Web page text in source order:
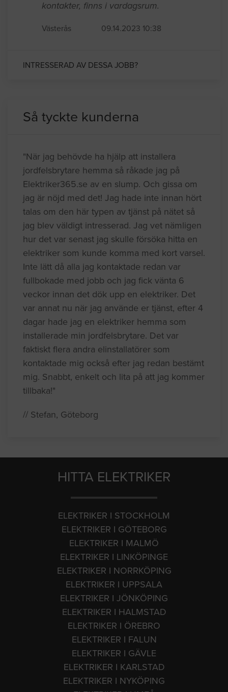
kontakter, finns i vardagsrum.
Västerås 09.14.2023 10:38
INTRESSERAD AV DESSA JOBB?
Så tyckte kunderna
"När jag behövde ha hjälp att installera
jordfelsbrytare hemma så råkade jag på
Elektriker365.se av en slump. Och gissa om
jag är nöjd med det! Jag hade inte innan hört
talas om den här typen av tjänst på nätet så
jag blev väldigt intresserad. Jag vet nämligen
hur det var senast jag skulle försöka hitta en
elektriker som kunde komma med kort varsel.
Inte lätt då alla jag kontaktade redan var
fullbokade med jobb och jag fick vänta 6
veckor innan det dök upp en elektriker. Det
var annat nu när jag använde er tjänst, efter 4
dagar hade jag en elektriker hemma som
installerade min jordfelsbrytare. Det var
faktiskt flera andra elinstallatörer som
kontaktade mig också efter jag redan bestämt
mig. Snabbt, enkelt och lita på att jag kommer
tillbaka!"
// Stefan, Göteborg
HITTA ELEKTRIKER
ELEKTRIKER I STOCKHOLM
ELEKTRIKER I GÖTEBORG
ELEKTRIKER I MALMÖ
ELEKTRIKER I LINKÖPINGE
ELEKTRIKER I NORRKÖPING
ELEKTRIKER I UPPSALA
ELEKTRIKER I JÖNKÖPING
ELEKTRIKER I HALMSTAD
ELEKTRIKER I ÖREBRO
ELEKTRIKER I FALUN
ELEKTRIKER I GÄVLE
ELEKTRIKER I KARLSTAD
ELEKTRIKER I NYKÖPING